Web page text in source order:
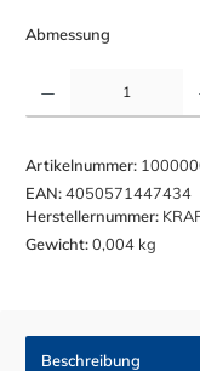
Abmessung
Produkt Anzahl: Gib den
Artikelnummer:
EAN:4050571447434
Herstellernummer:
Gewicht:0,004 kg
Beschreibung